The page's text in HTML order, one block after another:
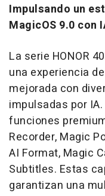
Impulsando un
MagicOS 9.0 con
La serie HONOR
una experiencia
mejorada con
impulsadas por
funciones
Recorder, Magic
AI Format, Magic
Subtitles. Estas
garantizan una